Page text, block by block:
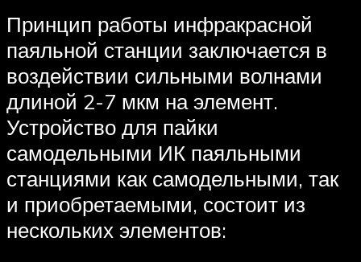
Принцип работы инфракрасной
паяльной станции заключается в
воздействии сильными волнами
длиной 2-7 мкм на элемент.
Устройство для пайки
самодельными ИК паяльными
станциями как самодельными, так
и приобретаемыми, состоит из
нескольких элементов: